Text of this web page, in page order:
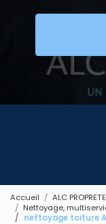
Accueil
ALC
Nettoyage,
nettoyage toiture